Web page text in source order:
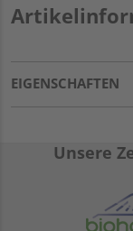
EIGENSCHAFTEN
Unsere